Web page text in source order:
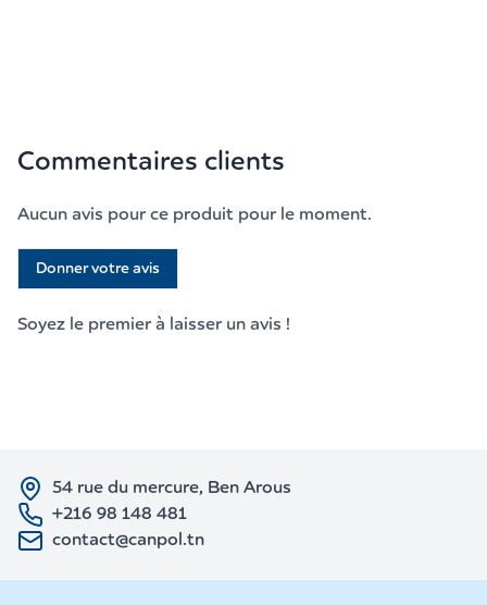
Commentaires clients
Aucun avis pour ce produit pour le moment.
Donner votre avis
Soyez le premier à laisser un avis !
54 rue du mercure, Ben Arous
+216 98 148 481
contact@canpol.tn